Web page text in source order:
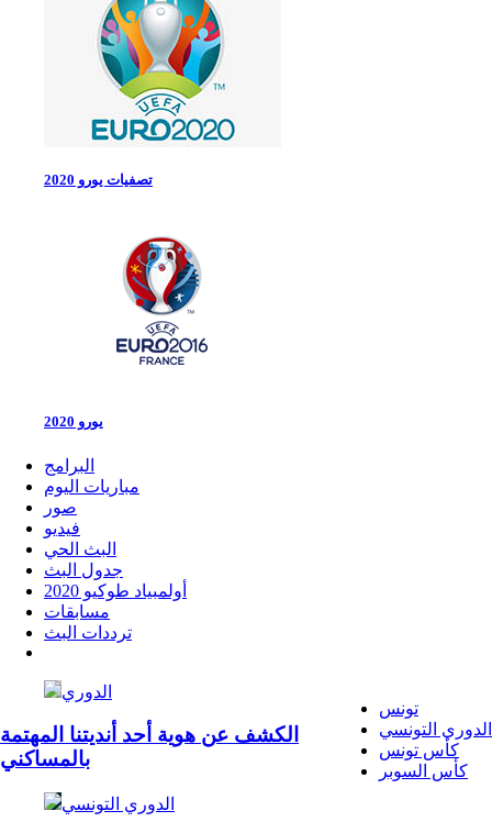
تصفيات يورو 2020
يورو 2020
البرامج
مباريات اليوم
صور
فيديو
البث الحي
جدول البث
أولمبياد طوكيو 2020
مسابقات
ترددات البث
تونس
الدوري التونسي
كأس تونس
كأس السوبر
الدوري
الكشف عن هوية أحد أنديتنا المهتمة
بالمساكني
الدوري التونسي